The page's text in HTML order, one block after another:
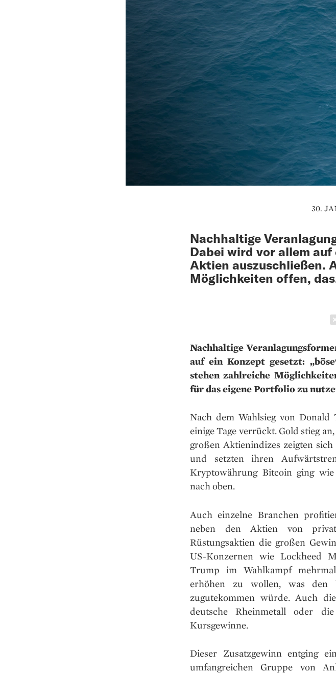
30.
Nachhaltige
Dabei wird vor allem auf
Aktien auszuschließen.
Möglichkeiten offen,
Nachhaltige
auf ein Konzept gesetzt:
stehen zahlreiche
für das eigene Portfolio zu
Nach dem Wahlsieg von
einige Tage verrückt. Gold stieg
großen Aktienindizes zeigten
und setzten ihren
Kryptowährung Bitcoin ging
nach oben.
Auch einzelne Branchen
neben den Aktien von
Rüstungsaktien die großen
US-Konzernen wie Lockheed
Trump im Wahlkampf
erhöhen zu wollen, was den
zugutekommen würde. Auch
deutsche Rheinmetall oder
Kursgewinne.
Dieser Zusatzgewinn entging
umfangreichen Gruppe von